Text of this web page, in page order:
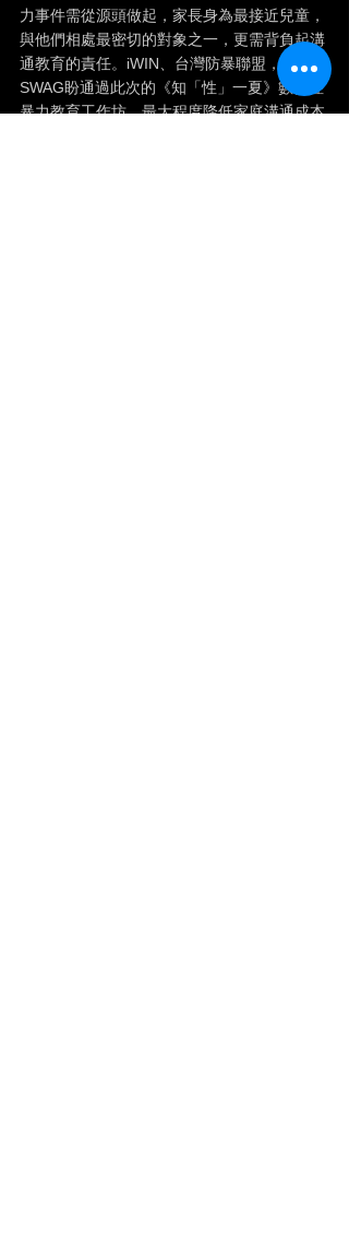
力事件需從源頭做起，家長身為最接近兒童，
與他們相處最密切的對象之一，更需背負起溝
通教育的責任。iWIN、台灣防暴聯盟，及
SWAG盼通過此次的《知「性」一夏》數位性
暴力教育工作坊，最大程度降低家庭溝通成本